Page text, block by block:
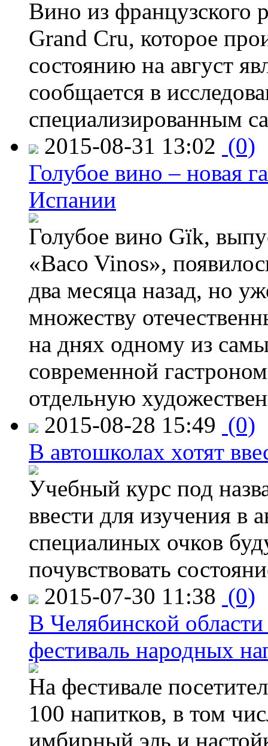
Вино из французского
Grand Cru, которое
состоянию на август
сообщается в
специализированным
2015-08-31 13:02 (0)
Голубое вино – новая
Испании
Голубое вино Gïk,
«Baco Vinos»,
два месяца назад, но
множеству
на днях одному из
современной
отдельную
2015-08-28 15:49 (0)
В автошколах хотят
Учебный курс под
ввести для изучения
специалиных очков
почувствовать
2015-07-30 11:38 (0)
В Челябинской
фестиваль народных
На фестивале
100 напитков, в том
имбирный эль и